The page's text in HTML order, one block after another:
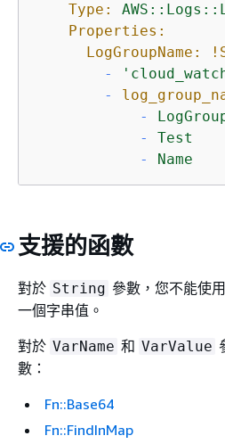
Type:
Properties:
LogGroupName:
-
-
-
-
Test
-
Name
支援的函數
對於 String 參數，您不能使
一個字串值。
對於 VarName 和 VarValue
數：
Fn::Base64
Fn::FindInMap